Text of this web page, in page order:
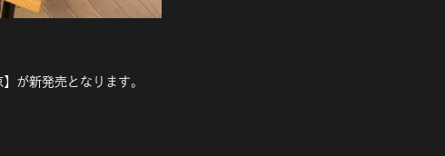
が新発売となります。